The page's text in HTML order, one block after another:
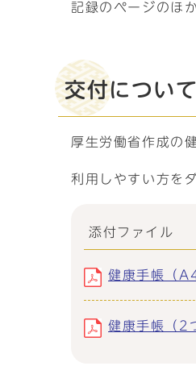
記録のページのほ
交付について
厚生労働省作成の
利用しやすい方を
添付ファイル
健康手帳（
健康手帳（